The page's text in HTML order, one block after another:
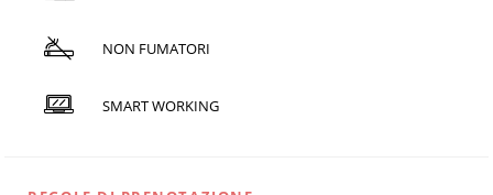
NON FUMATORI
SMART WORKING